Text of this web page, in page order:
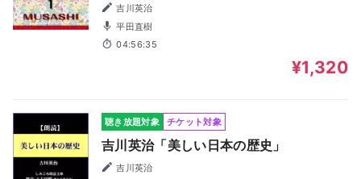
吉川英治
平田直樹
04:56:35
¥1,320
聴き放題対象 チケット対象
吉川英治「美しい日本の歴史」
吉川英治